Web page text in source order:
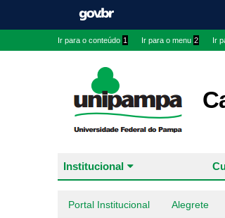
Ir para o conteúdo 1 Ir para o menu 2 Ir
Institucional
Portal Institucional Alegrete